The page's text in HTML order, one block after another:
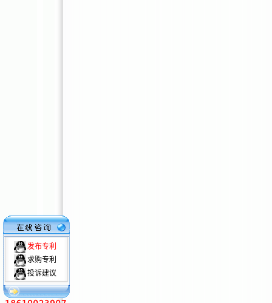
发布专利
求购专利
投诉建议